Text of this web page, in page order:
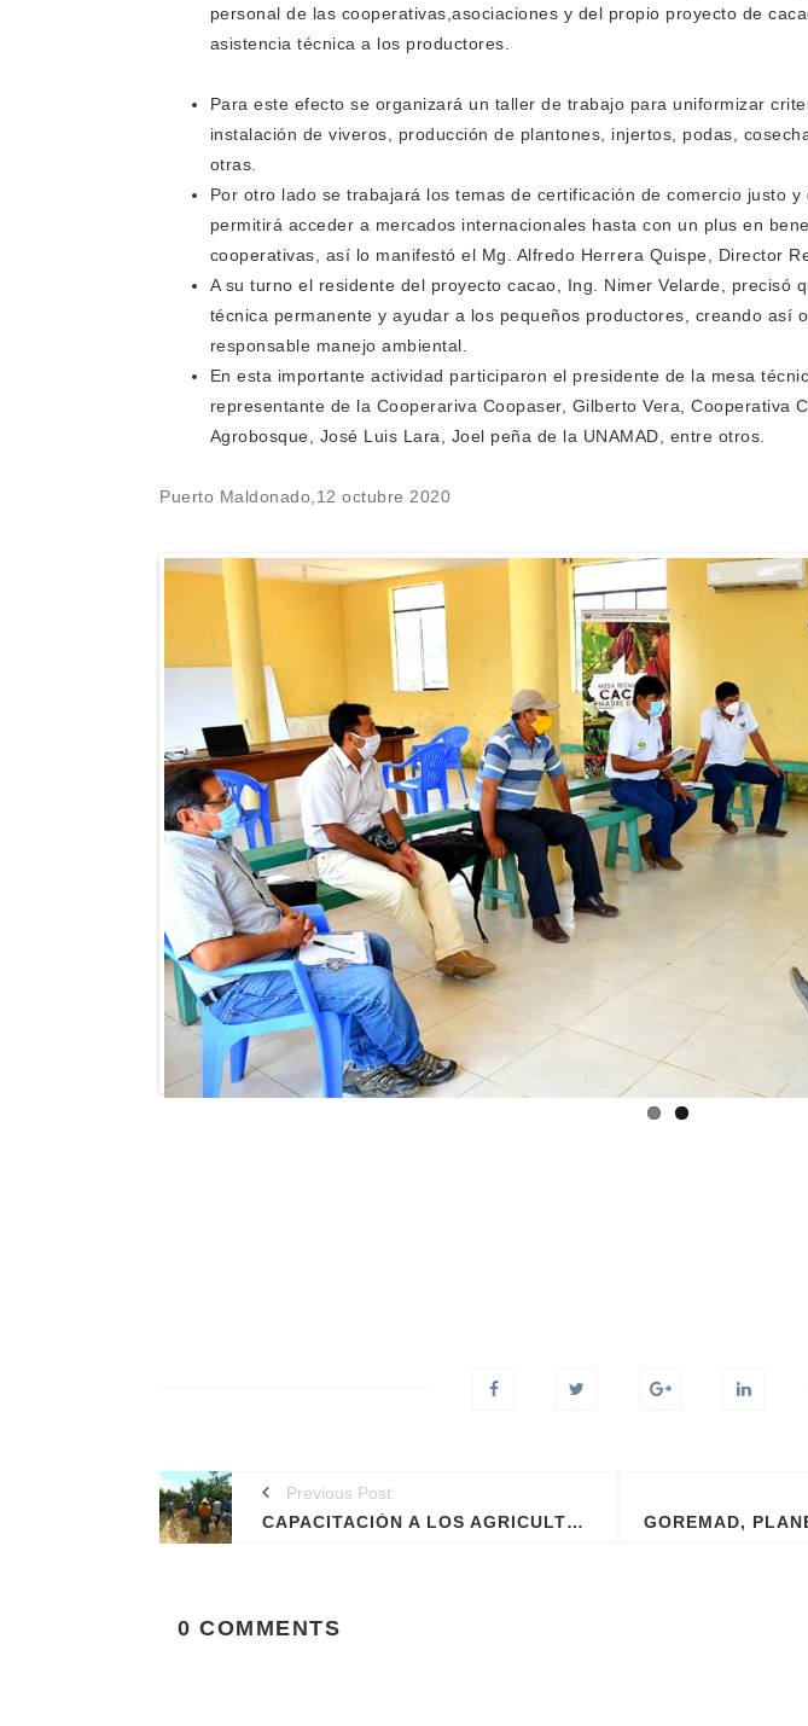
personal de las cooperativas,asociaciones y del propio proyecto de
asistencia técnica a los productores.
Para este efecto se organizará un taller de trabajo para uniformizar
instalación de viveros, producción de plantones, injertos, podas,
otras.
Por otro lado se trabajará los temas de certificación de comercio justo
permitirá acceder a mercados internacionales hasta con un plus en
cooperativas, así lo manifestó el Mg. Alfredo Herrera Quispe, Director
A su turno el residente del proyecto cacao, Ing. Nimer Velarde, precisó
técnica permanente y ayudar a los pequeños productores, creando así
responsable manejo ambiental.
En esta importante actividad participaron el presidente de la mesa
representante de la Cooperariva Coopaser, Gilberto Vera, Cooperativa
Agrobosque, José Luis Lara, Joel peña de la UNAMAD, entre otros.
Puerto Maldonado,12 octubre 2020
Previous Post
CAPACITACIÓN A LOS AGRICULTORES PARA MANEJO CULTIVO DEL CACAO.
0 COMMENTS